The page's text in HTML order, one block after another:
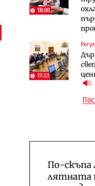
18:00
17:33
По-скъпа
лятната